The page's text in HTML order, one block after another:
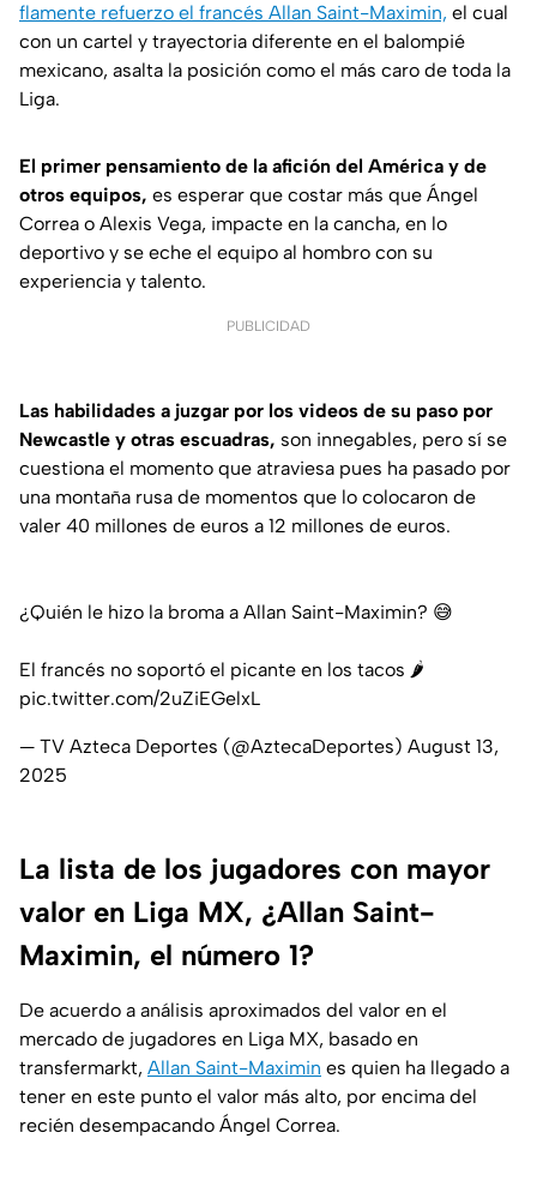
flamente refuerzo el francés Allan Saint-Maximin, el cual
con un cartel y trayectoria diferente en el balompié
mexicano, asalta la posición como el más caro de toda la
Liga.
El primer pensamiento de la afición del América y de
otros equipos, es esperar que costar más que Ángel
Correa o Alexis Vega, impacte en la cancha, en lo
deportivo y se eche el equipo al hombro con su
experiencia y talento.
PUBLICIDAD
Las habilidades a juzgar por los videos de su paso por
Newcastle y otras escuadras, son innegables, pero sí se
cuestiona el momento que atraviesa pues ha pasado por
una montaña rusa de momentos que lo colocaron de
valer 40 millones de euros a 12 millones de euros.
¿Quién le hizo la broma a Allan Saint-Maximin? 😅
El francés no soportó el picante en los tacos 🌶️
pic.twitter.com/2uZiEGelxL
— TV Azteca Deportes (@AztecaDeportes) August 13,
2025
La lista de los jugadores con mayor
valor en Liga MX, ¿Allan Saint-
Maximin, el número 1?
De acuerdo a análisis aproximados del valor en el
mercado de jugadores en Liga MX, basado en
transfermarkt, Allan Saint-Maximin es quien ha llegado a
tener en este punto el valor más alto, por encima del
recién desempacando Ángel Correa.